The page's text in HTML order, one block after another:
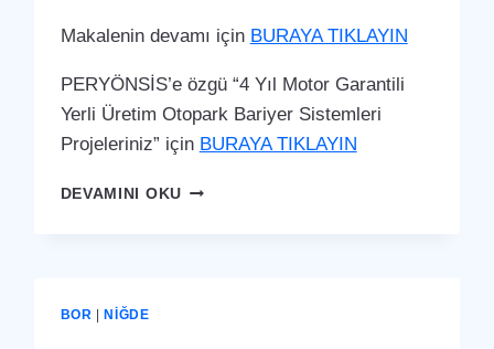
Makalenin devamı için BURAYA TIKLAYIN
PERYÖNSİS’e özgü “4 Yıl Motor Garantili
Yerli Üretim Otopark Bariyer Sistemleri
Projeleriniz” için BURAYA TIKLAYIN
DEVAMINI OKUBOR
BOR NIĞDE